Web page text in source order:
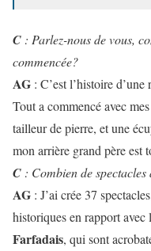
C : Parlez-nous de vous,
commencée?
AG : C’est l’histoire
Tout a commencé avec
tailleur de pierre, et une
mon arrière grand père est
C : Combien de spectacles
AG : J’ai crée 37
historiques en rapport
Farfadais, qui sont